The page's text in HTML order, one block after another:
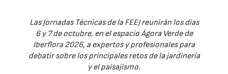
Las Jornadas Técnicas de la FEEJ reunirán los días
6 y 7 de octubre, en el espacio Ágora Verde de
Iberflora 2026, a expertos y profesionales para
debatir sobre los principales retos de la jardinería
y el paisajismo.